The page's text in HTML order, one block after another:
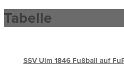
Tabelle
SSV Ulm 1846 Fußball auf